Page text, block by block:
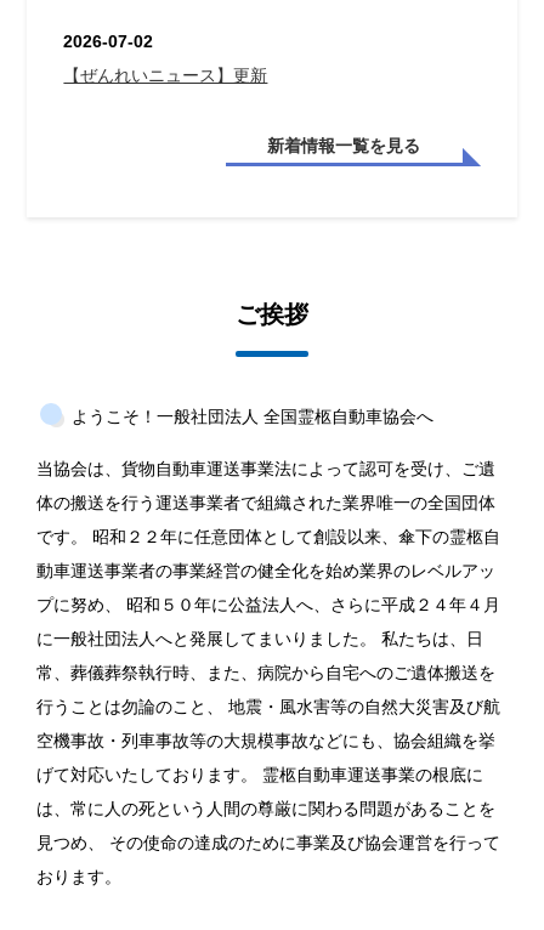
2026-07-02
【ぜんれいニュース】更新
新着情報一覧を見る
ご挨拶
ようこそ！一般社団法人 全国霊柩自動車協会へ
当協会は、貨物自動車運送事業法によって認可を受け、ご遺
体の搬送を行う運送事業者で組織された業界唯一の全国団体
です。 昭和２２年に任意団体として創設以来、傘下の霊柩自
動車運送事業者の事業経営の健全化を始め業界のレベルアッ
プに努め、 昭和５０年に公益法人へ、さらに平成２４年４月
に一般社団法人へと発展してまいりました。 私たちは、日
常、葬儀葬祭執行時、また、病院から自宅へのご遺体搬送を
行うことは勿論のこと、 地震・風水害等の自然大災害及び航
空機事故・列車事故等の大規模事故などにも、協会組織を挙
げて対応いたしております。 霊柩自動車運送事業の根底に
は、常に人の死という人間の尊厳に関わる問題があることを
見つめ、 その使命の達成のために事業及び協会運営を行って
おります。